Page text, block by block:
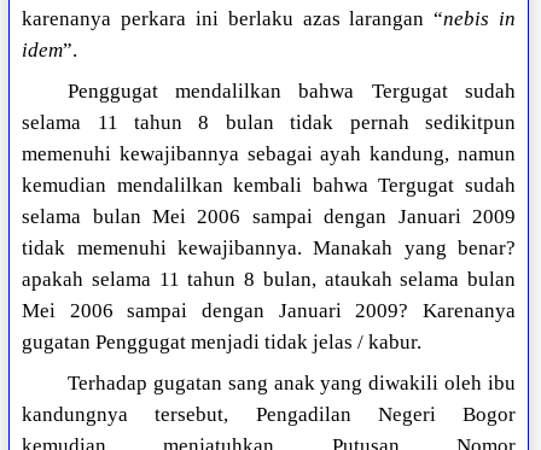
karenanya perkara ini berlaku azas larangan “nebis in
idem”.
Penggugat mendalilkan bahwa Tergugat sudah
selama 11 tahun 8 bulan tidak pernah sedikitpun
memenuhi kewajibannya sebagai ayah kandung, namun
kemudian mendalilkan kembali bahwa Tergugat sudah
selama bulan Mei 2006 sampai dengan Januari 2009
tidak memenuhi kewajibannya. Manakah yang benar?
apakah selama 11 tahun 8 bulan, ataukah selama bulan
Mei 2006 sampai dengan Januari 2009? Karenanya
gugatan Penggugat menjadi tidak jelas / kabur.
Terhadap gugatan sang anak yang diwakili oleh ibu
kandungnya tersebut, Pengadilan Negeri Bogor